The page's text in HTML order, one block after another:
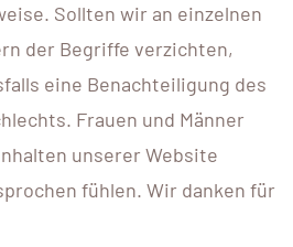
Sollten wir an einzelnen
der Begriffe verzichten,
eine Benachteiligung des
Frauen und Männer
unserer Website
fühlen. Wir danken für